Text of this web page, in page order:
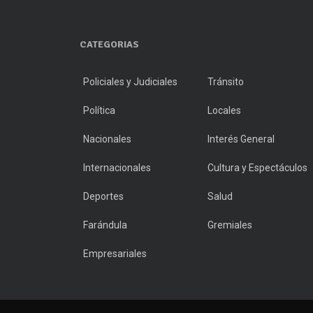
CATEGORIAS
Policiales y Judiciales Tránsito
Política Locales
Nacionales Interés General
Internacionales Cultura y Espectáculos
Deportes Salud
Farándula Gremiales
Empresariales